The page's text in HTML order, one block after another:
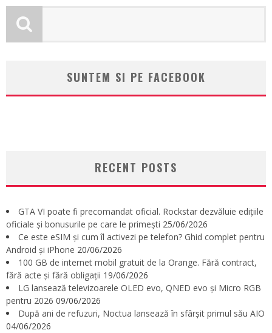
SUNTEM SI PE FACEBOOK
RECENT POSTS
GTA VI poate fi precomandat oficial. Rockstar dezvăluie edițiile
oficiale și bonusurile pe care le primești 25/06/2026
Ce este eSIM și cum îl activezi pe telefon? Ghid complet pentru
Android și iPhone 20/06/2026
100 GB de internet mobil gratuit de la Orange. Fără contract,
fără acte și fără obligații 19/06/2026
LG lansează televizoarele OLED evo, QNED evo și Micro RGB
pentru 2026 09/06/2026
După ani de refuzuri, Noctua lansează în sfârșit primul său AIO
04/06/2026